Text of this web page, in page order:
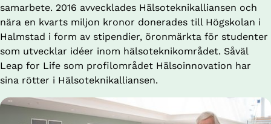
samarbete. 2016 avvecklades Hälsoteknikalliansen och
nära en kvarts miljon kronor donerades till Högskolan i
Halmstad i form av stipendier, öronmärkta för studenter
som utvecklar idéer inom hälsoteknikområdet. Såväl
Leap for Life som profilområdet Hälsoinnovation har
sina rötter i Hälsoteknikalliansen.